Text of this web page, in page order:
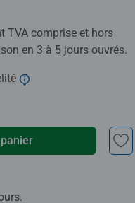
TVA comprise et hors
en 3 à 5 jours ouvrés.